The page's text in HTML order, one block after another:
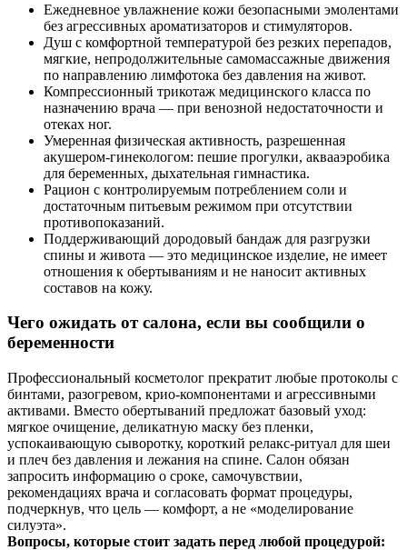
Ежедневное увлажнение кожи безопасными эмолентами
без агрессивных ароматизаторов и стимуляторов.
Душ с комфортной температурой без резких перепадов,
мягкие, непродолжительные самомассажные движения
по направлению лимфотока без давления на живот.
Компрессионный трикотаж медицинского класса по
назначению врача — при венозной недостаточности и
отеках ног.
Умеренная физическая активность, разрешенная
акушером‑гинекологом: пешие прогулки, аквааэробика
для беременных, дыхательная гимнастика.
Рацион с контролируемым потреблением соли и
достаточным питьевым режимом при отсутствии
противопоказаний.
Поддерживающий дородовый бандаж для разгрузки
спины и живота — это медицинское изделие, не имеет
отношения к обертываниям и не наносит активных
составов на кожу.
Чего ожидать от салона, если вы сообщили о
беременности
Профессиональный косметолог прекратит любые протоколы с
бинтами, разогревом, крио‑компонентами и агрессивными
активами. Вместо обертываний предложат базовый уход:
мягкое очищение, деликатную маску без пленки,
успокаивающую сыворотку, короткий релакс‑ритуал для шеи
и плеч без давления и лежания на спине. Салон обязан
запросить информацию о сроке, самочувствии,
рекомендациях врача и согласовать формат процедуры,
подчеркнув, что цель — комфорт, а не «моделирование
силуэта».
Вопросы, которые стоит задать перед любой процедурой: